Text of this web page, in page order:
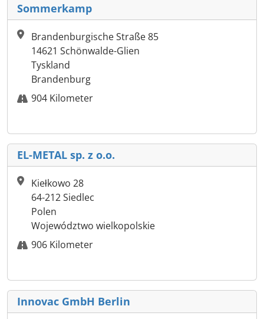
Sommerkamp
Brandenburgische Straße 85
14621 Schönwalde-Glien
Tyskland
Brandenburg
904 Kilometer
EL-METAL sp. z o.o.
Kiełkowo 28
64-212 Siedlec
Polen
Województwo wielkopolskie
906 Kilometer
Innovac GmbH Berlin